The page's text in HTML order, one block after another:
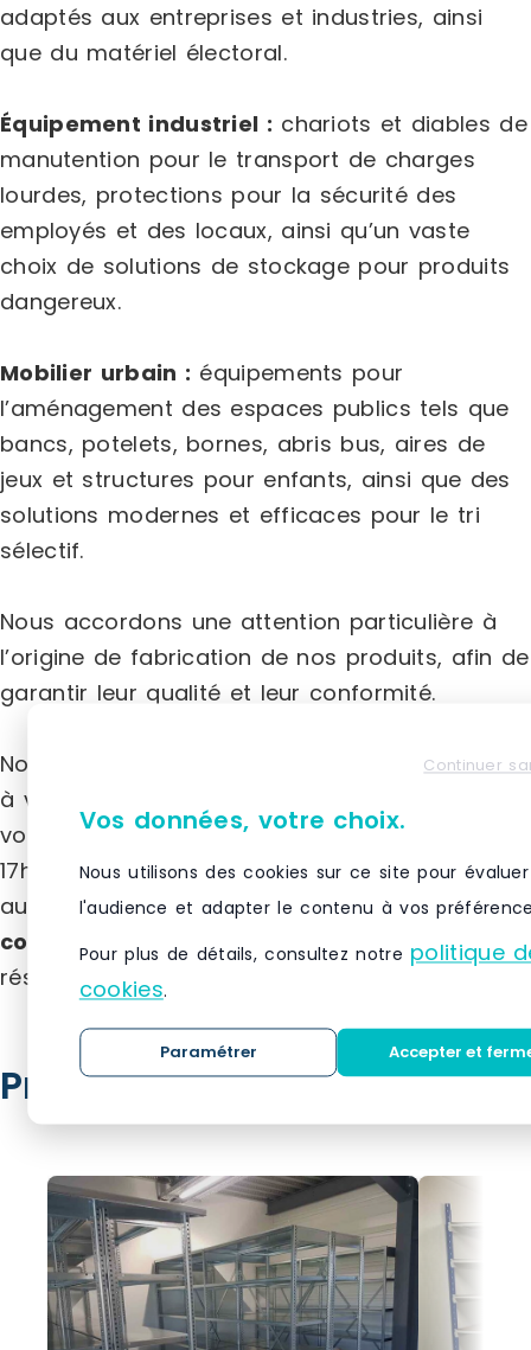
adaptés aux entreprises et industries, ainsi
que du matériel électoral.
Équipement industriel : chariots et diables de
manutention pour le transport de charges
lourdes, protections pour la sécurité des
employés et des locaux, ainsi qu’un vaste
choix de solutions de stockage pour produits
dangereux.
Mobilier urbain : équipements pour
l’aménagement des espaces publics tels que
bancs, potelets, bornes, abris bus, aires de
jeux et structures pour enfants, ainsi que des
solutions modernes et efficaces pour le tri
sélectif.
Nous accordons une attention particulière à
l’origine de fabrication de nos produits, afin de
garantir leur qualité et leur conformité.
Nos conseillers sont disponibles pour répondre
à vos questions ou vous accompagner dans
vos projets, du lundi au vendredi, de 8h30 à
17h30. Vous pouvez nous joindre par téléphone
au
05 49 96 37 36, par e-mail à
commercial@agenc-mag.com
, ou via nos
réseaux sociaux.
Produits similaires
Continuer
Vos données, votre choix.
Nous utilisons des cookies sur ce site pour évaluer
l'audience et adapter le contenu à vos
Pour plus de détails, consultez notre politique
cookies.
Paramétrer Accepter et